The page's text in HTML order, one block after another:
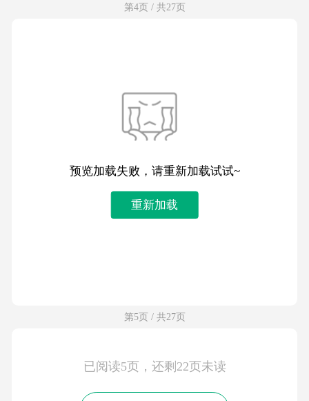
第4页 / 共27页
预览加载失败，请重新加载试试~
重新加载
第5页 / 共27页
已阅读5页，还剩22页未读